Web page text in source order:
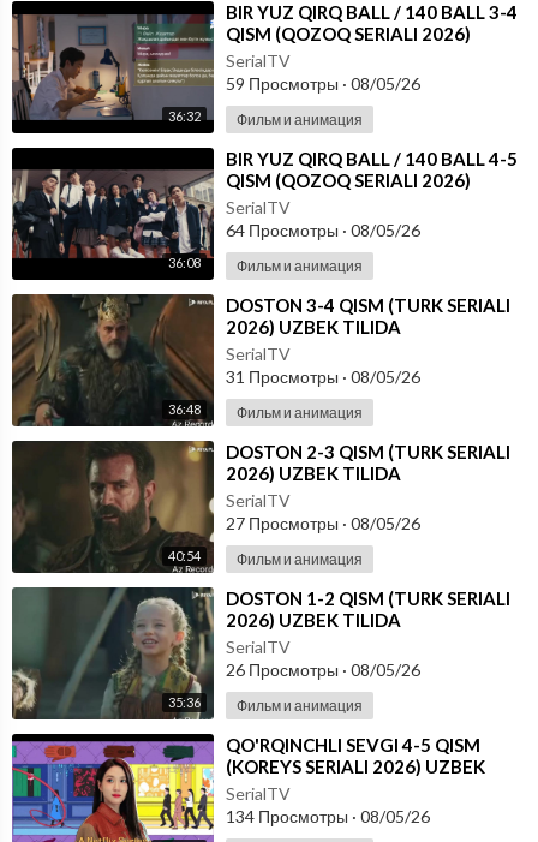
36:32
⁣⁣BIR YUZ QIRQ BALL / 140 BALL 3-4
QISM (QOZOQ SERIALI 2026)
UZBEK TILIDA
SerialTV
59 Просмотры · 08/05/26
Фильм и анимация
36:08
⁣⁣BIR YUZ QIRQ BALL / 140 BALL 4-5
QISM (QOZOQ SERIALI 2026)
UZBEK TILIDA
SerialTV
64 Просмотры · 08/05/26
Фильм и анимация
36:48
⁣DOSTON 3-4 QISM (TURK SERIALI
2026) UZBEK TILIDA
SerialTV
31 Просмотры · 08/05/26
Фильм и анимация
40:54
⁣DOSTON 2-3 QISM (TURK SERIALI
2026) UZBEK TILIDA
SerialTV
27 Просмотры · 08/05/26
Фильм и анимация
35:36
⁣DOSTON 1-2 QISM (TURK SERIALI
2026) UZBEK TILIDA
SerialTV
26 Просмотры · 08/05/26
Фильм и анимация
⁣⁣QO'RQINCHLI SEVGI 4-5 QISM
(KOREYS SERIALI 2026) UZBEK
TILIDA
SerialTV
134 Просмотры · 08/05/26